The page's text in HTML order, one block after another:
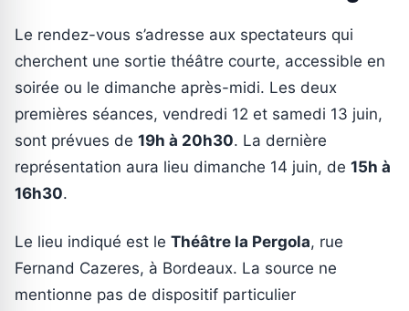
Le rendez-vous s’adresse aux spectateurs qui
cherchent une sortie théâtre courte, accessible en
soirée ou le dimanche après-midi. Les deux
premières séances, vendredi 12 et samedi 13 juin,
sont prévues de 19h à 20h30. La dernière
représentation aura lieu dimanche 14 juin, de 15h à
16h30.
Le lieu indiqué est le Théâtre la Pergola, rue
Fernand Cazeres, à Bordeaux. La source ne
mentionne pas de dispositif particulier